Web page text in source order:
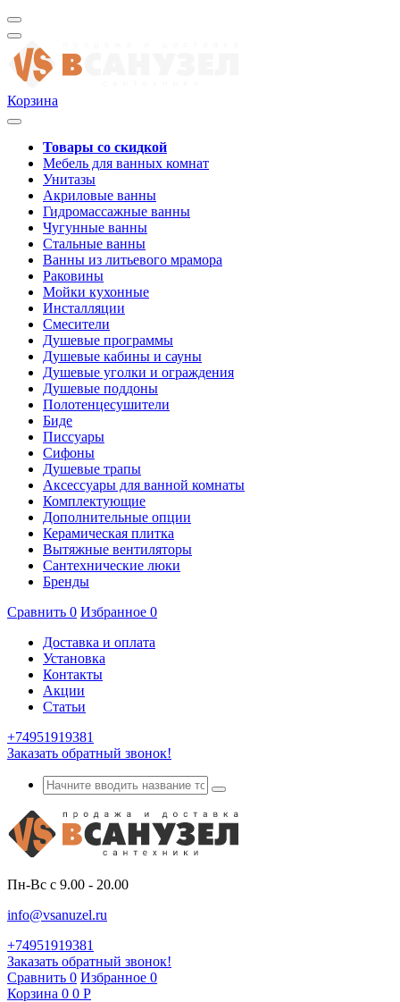
Корзина
Товары со скидкой
Мебель для ванных комнат
Унитазы
Акриловые ванны
Гидромассажные ванны
Чугунные ванны
Стальные ванны
Ванны из литьевого мрамора
Раковины
Мойки кухонные
Инсталляции
Смесители
Душевые программы
Душевые кабины и сауны
Душевые уголки и ограждения
Душевые поддоны
Полотенцесушители
Биде
Писсуары
Сифоны
Душевые трапы
Аксессуары для ванной комнаты
Комплектующие
Дополнительные опции
Керамическая плитка
Вытяжные вентиляторы
Сантехнические люки
Бренды
Сравнить 0 Избранное 0
Доставка и оплата
Установка
Контакты
Акции
Статьи
+74951919381
Заказать обратный звонок!
Пн-Вс с 9.00 - 20.00
info@vsanuzel.ru
+74951919381
Заказать обратный звонок!
Сравнить 0 Избранное 0
Корзина 0 0 Р